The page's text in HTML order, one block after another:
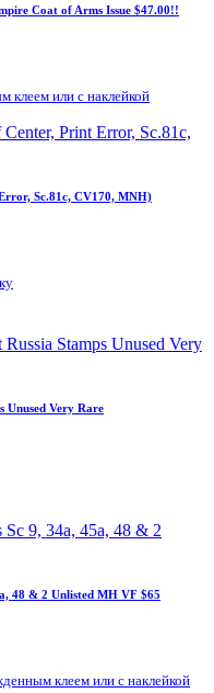
Coat of Arms Issue $47.00!!
клеем или с наклейкой
Sc.81c, CV170, MNH)
Unused Very Rare
48 & 2 Unlisted MH VF $65
клеем или с наклейкой